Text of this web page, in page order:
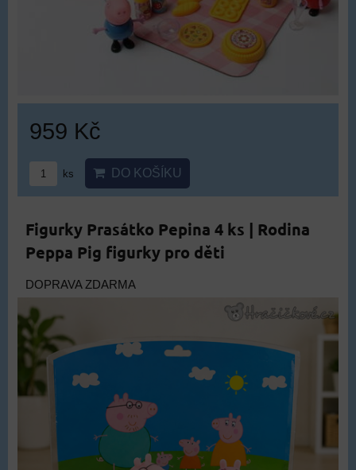
959 Kč
ks DO KOŠÍKU
Figurky Prasátko Pepina 4 ks | Rodina
Peppa Pig figurky pro děti
DOPRAVA ZDARMA